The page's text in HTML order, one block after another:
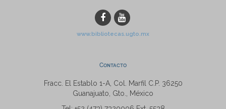
www.bibliotecas.ugto.mx
Contacto
Fracc. El Establo 1-A, Col. Marfil C.P. 36250
Guanajuato, Gto., México